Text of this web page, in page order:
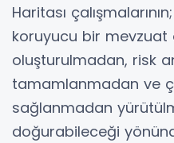
Haritası
koruyucu bir mevzuat
oluşturulmadan, risk
tamamlanmadan ve
sağlanmadan
doğurabileceği